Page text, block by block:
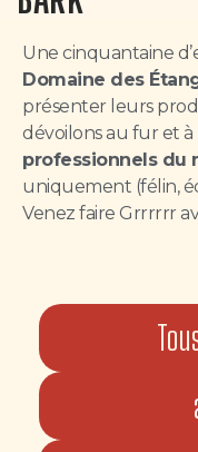
Une cinquantaine
Domaine des
présenter leurs
dévoilons au fur et à
professionnels du
uniquement (félin,
Venez faire Grrrrrr